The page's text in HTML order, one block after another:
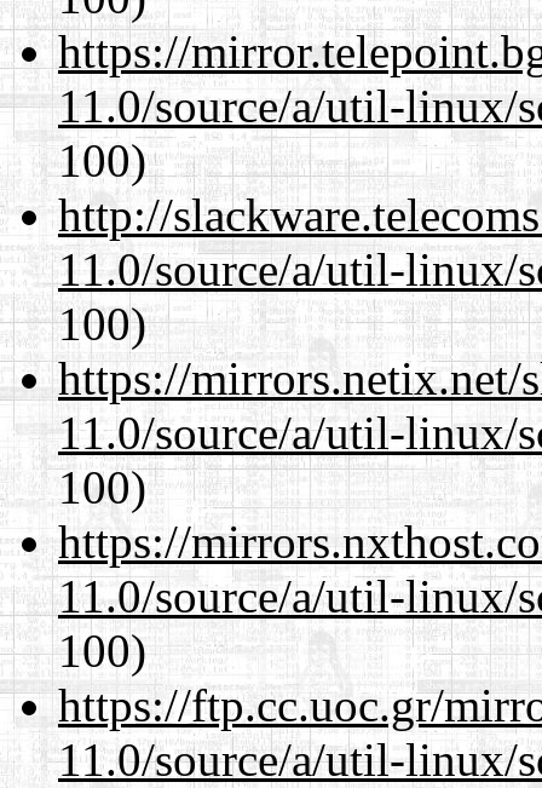
https://
11.0/source/a/util-linux/
100)
http://
11.0/source/a/util-linux/
100)
https://mirrors.netix.net/
11.0/source/a/util-linux/
100)
https://
11.0/source/a/util-linux/
100)
https://ftp.cc.uoc.gr/
11.0/source/a/util-linux/